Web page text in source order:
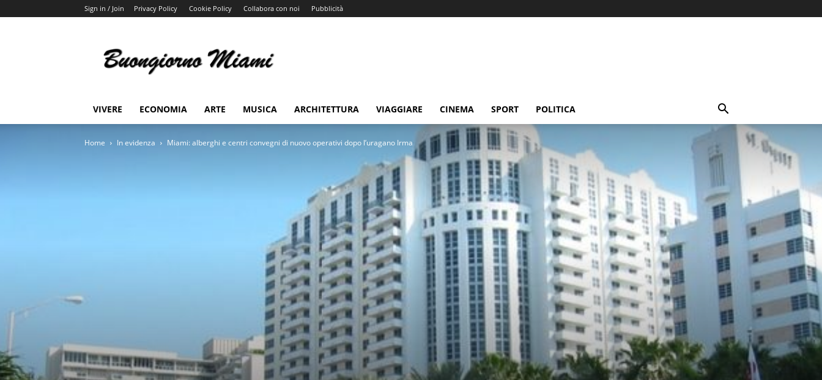
Sign in / Join Privacy Policy Cookie Policy Collabora con noi Pubblicità
Miami
VIVERE ECONOMIA ARTE MUSICA ARCHITETTURA VIAGGIARE CINEMA SPORT POLITICA
Home In evidenza Miami: alberghi e centri convegni di nuovo operativi dopo l’uragano Irma